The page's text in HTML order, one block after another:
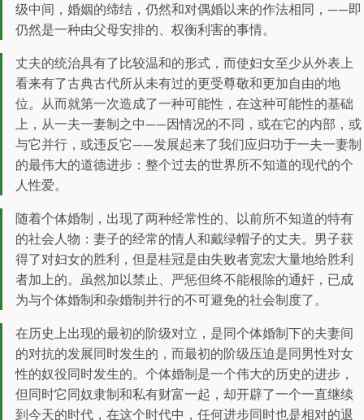
级中间，婚姻的缔结，仍然和对偶婚以来的作法相同，——即
仍然是一种由父母安排的、权衡利害的事情。
丈夫的统治具有了比较温和的形式，而使妇女至少从外表上
看来有了古典古代所从未有过的更受尊敬和更加自由的地
位。从而就第一次造成了一种可能性，在这种可能性的基础
上，从一夫一妻制之中——因情况的不同，或在它的内部，或
与它并行，或违反它——发展起来了我们应归功于一夫一妻制
的最伟大的道德进步：整个过去的世界所不知道的现代的个
人性爱。
随着个体婚制，出现了两种经常性的、以前所不知道的特有
的社会人物：妻子的经常的情人和戴绿帽子的丈夫。男子获
得了对妇女的胜利，但是桂冠是由失败者宽宏大量地给胜利
者加上的。虽然加以禁止、严惩但终不能根除的通奸，已成
为与个体婚制和杂婚制并行的不可避免的社会制度了。
在历史上出现的最初的阶级对立，是同个体婚制下的夫妻间
的对抗的发展同时发生的，而最初的阶级压迫是同男性对女
性的奴役同时发生的。个体婚制是一个伟大的历史的进步，
但同时它同奴隶制和私有财富一起，却开辟了一个一直继续
到今天的时代，在这个时代中，任何进步同时也是相对的退